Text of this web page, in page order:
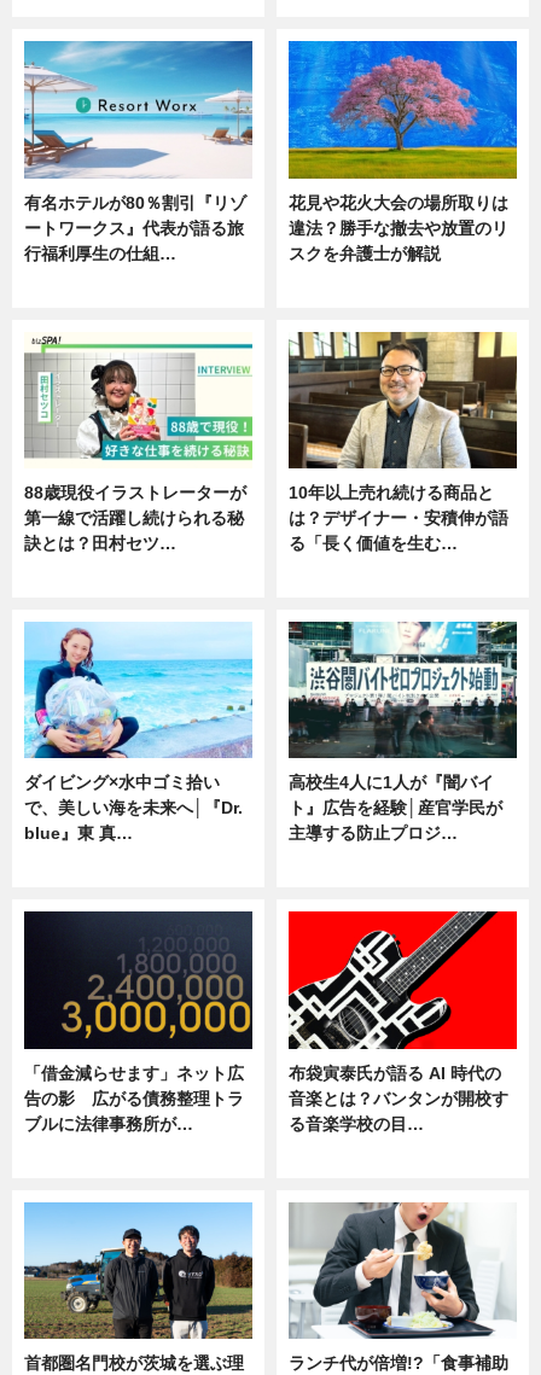
有名ホテルが80％割引『リゾ
ートワークス』代表が語る旅
行福利厚生の仕組…
花見や花火大会の場所取りは
違法？勝手な撤去や放置のリ
スクを弁護士が解説
88歳現役イラストレーターが
第一線で活躍し続けられる秘
訣とは？田村セツ…
10年以上売れ続ける商品と
は？デザイナー・安積伸が語
る「長く価値を生む…
ダイビング×水中ゴミ拾い
で、美しい海を未来へ│『Dr.
blue』東 真…
高校生4人に1人が『闇バイ
ト』広告を経験│産官学民が
主導する防止プロジ…
「借金減らせます」ネット広
告の影 広がる債務整理トラ
ブルに法律事務所が…
布袋寅泰氏が語る AI 時代の
音楽とは？バンタンが開校す
る音楽学校の目…
首都圏名門校が茨城を選ぶ理
ランチ代が倍増!?「食事補助